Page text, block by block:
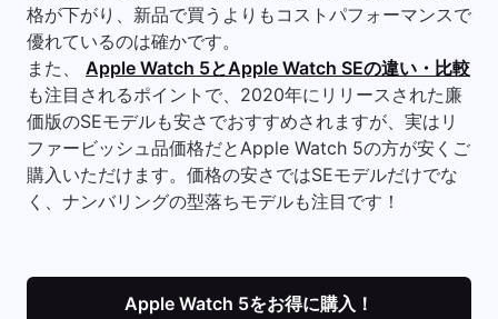
格が下がり、新品で買うよりもコストパフォーマンスで
優れているのは確かです。
また、 Apple Watch 5とApple Watch SEの違い・比較
も注目されるポイントで、2020年にリリースされた廉
価版のSEモデルも安さでおすすめされますが、実はリ
ファービッシュ品価格だとApple Watch 5の方が安くご
購入いただけます。価格の安さではSEモデルだけでな
く、ナンバリングの型落ちモデルも注目です！
Apple Watch 5をお得に購入！